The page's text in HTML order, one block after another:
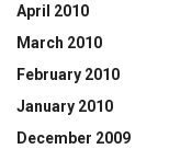
April 2010
March 2010
February 2010
January 2010
December 2009